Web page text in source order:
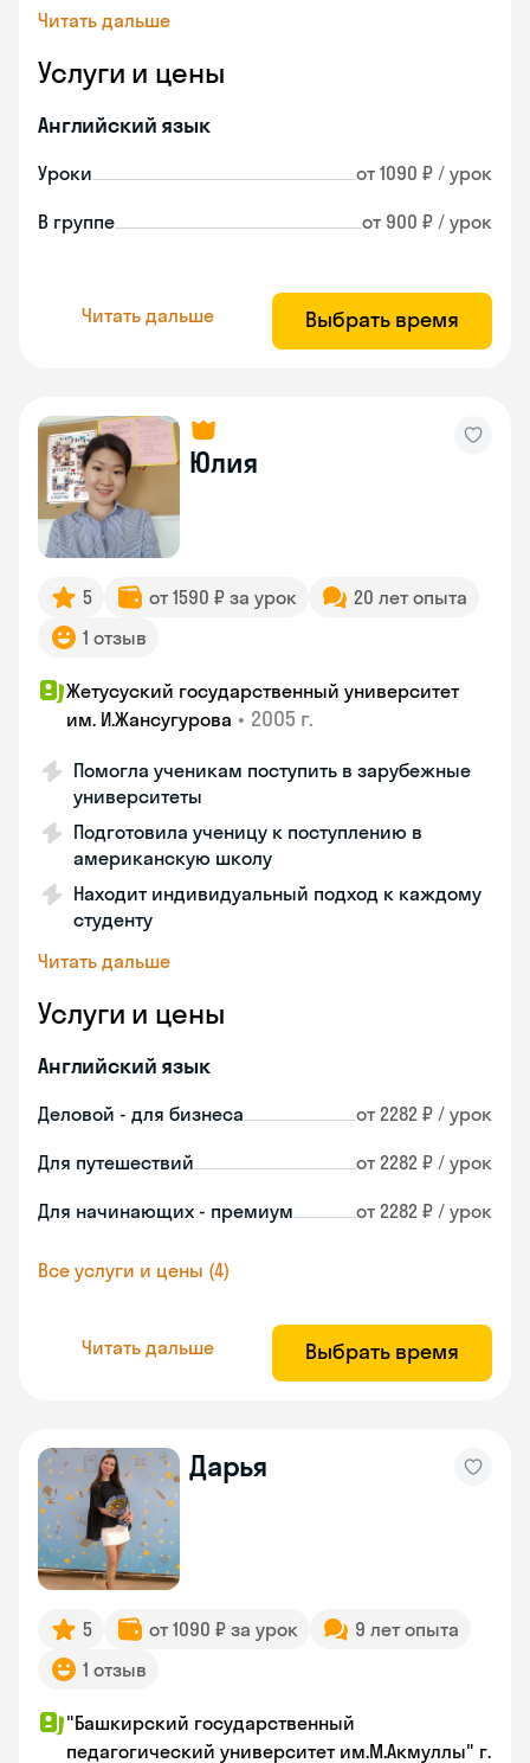
Читать дальше
Услуги и цены
Английский язык
Уроки от 1090 ₽ / урок
В группе от 900 ₽ / урок
Читать дальше Выбрать время
Юлия
5 от 1590 ₽ за урок
20 лет опыта
1 отзыв
Жетусуский государственный университет
им. И.Жансугурова • 2005 г.
Помогла ученикам поступить в зарубежные
университеты
Подготовила ученицу к поступлению в
американскую школу
Находит индивидуальный подход к каждому
студенту
Читать дальше
Услуги и цены
Английский язык
Деловой - для бизнеса от 2282 ₽ / урок
Для путешествий от 2282 ₽ / урок
Для начинающих - премиум от 2282 ₽ / урок
Все услуги и цены (4)
Читать дальше Выбрать время
Дарья
5 от 1090 ₽ за урок
9 лет опыта
1 отзыв
"Башкирский государственный
педагогический университет им.М.Акмуллы" г.